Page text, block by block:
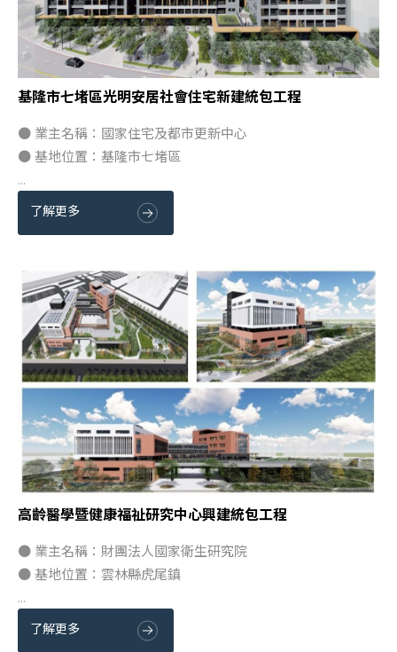
基隆市七堵區光明安居社會住宅新建統包工程
● 業主名稱：國家住宅及都市更新中心
● 基地位置：基隆市七堵區
...
了解更多
高齡醫學暨健康福祉研究中心興建統包工程
● 業主名稱：財團法人國家衛生研究院
● 基地位置：雲林縣虎尾鎮
...
了解更多